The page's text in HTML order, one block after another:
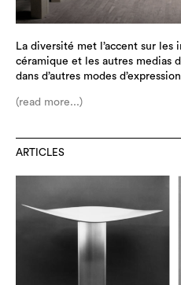
La diversité met l’accent sur
céramique et les autres medias
dans d’autres modes
(read more...)
ARTICLES